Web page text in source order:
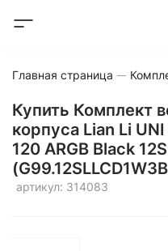
Главная страница
Купить Комплект
корпуса Lian Li UNI
120 ARGB Black
артикул: 314083